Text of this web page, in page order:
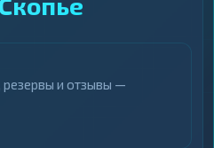
резервы и отзывы —